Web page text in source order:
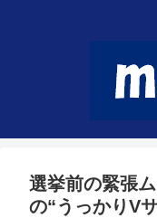
選挙前の緊張
の“うっかりV